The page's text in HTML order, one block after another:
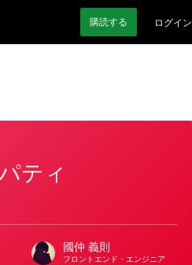
購読する ログイン
ティ
國仲 義則
フロントエンド・エンジニア